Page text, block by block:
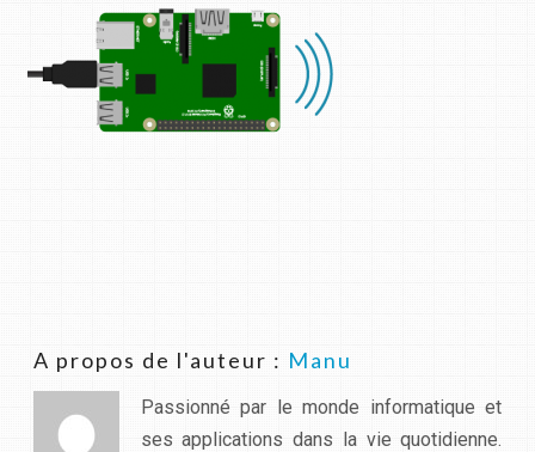
A propos de l'auteur : Manu
Passionné par le monde informatique et
ses applications dans la vie quotidienne.